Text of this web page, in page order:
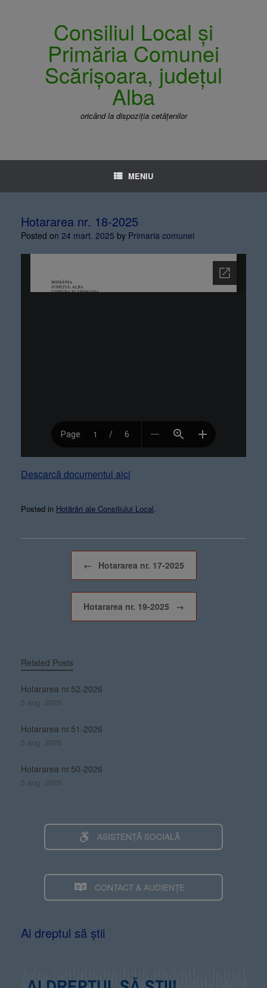
Consiliul Local și
Primăria Comunei
Scărișoara, județul
Alba
oricând la dispoziția cetățenilor
MENIU
Hotararea nr. 18-2025
Posted on 24 mart. 2025 by Primaria comunei
Descarcă documentul aici
Posted in Hotărâri ale Consiliului Local.
← Hotararea nr. 17-2025
Hotararea nr. 19-2025 →
Related Posts
Hotararea nr.52-2026
5 aug. 2026
Hotararea nr.51-2026
5 aug. 2026
Hotararea nr.50-2026
5 aug. 2026
ASISTENȚĂ SOCIALĂ
CONTACT & AUDIENȚE
Ai dreptul să știi